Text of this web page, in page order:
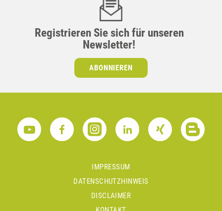
Registrieren Sie sich für unseren
Newsletter!
ABONNIEREN
IMPRESSUM
DATENSCHUTZHINWEIS
DISCLAIMER